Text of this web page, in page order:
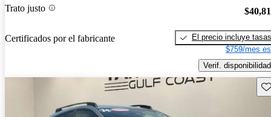
Trato justo
Certificados por el fabricante
El precio incluye tasas
$759/mes
Verif. disponibilidad